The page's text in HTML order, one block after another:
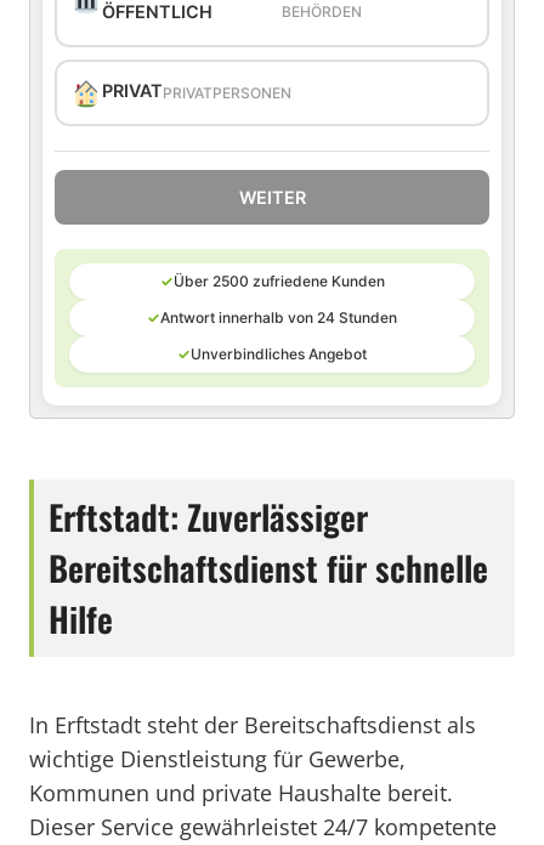
ÖFFENTLICH
BEHÖRDEN
PRIVATPRIVATPERSONEN
WEITER
✓Über 2500 zufriedene Kunden
✓Antwort innerhalb von 24 Stunden
✓Unverbindliches Angebot
Erftstadt: Zuverlässiger
Bereitschaftsdienst für schnelle
Hilfe
In Erftstadt steht der Bereitschaftsdienst als
wichtige Dienstleistung für Gewerbe,
Kommunen und private Haushalte bereit.
Dieser Service gewährleistet 24/7 kompetente